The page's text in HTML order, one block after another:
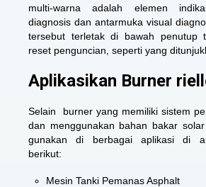
multi-warna adalah elemen
diagnosis dan antarmuka visual
tersebut terletak di bawah penutup
reset penguncian, seperti yang
Aplikasikan Burner
Selain burner yang memiliki sistem
dan menggunakan bahan bakar
gunakan di berbagai aplikasi di
berikut:
Mesin Tanki Pemanas Asphalt